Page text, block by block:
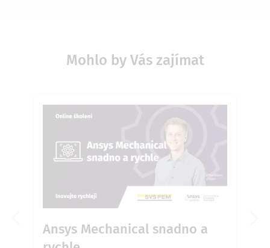
Mohlo by Vás zajímat
Ansys Mechanical snadno a